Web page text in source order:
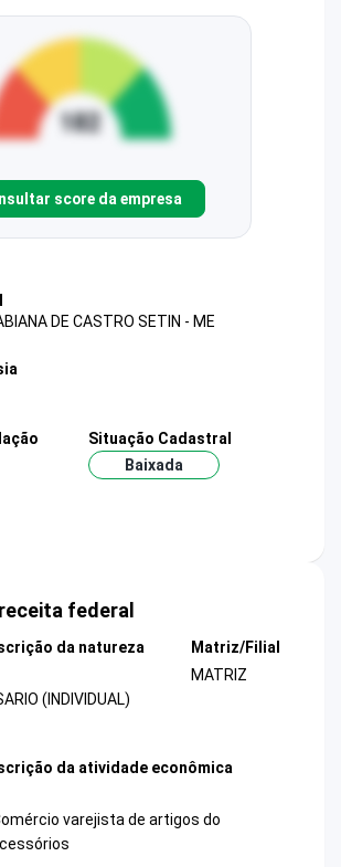
score da empresa
DE CASTRO SETIN - ME
Situação Cadastral
Baixada
federal
da natureza
(INDIVIDUAL)
Matriz/Filial
MATRIZ
da atividade econômica
varejista de artigos do